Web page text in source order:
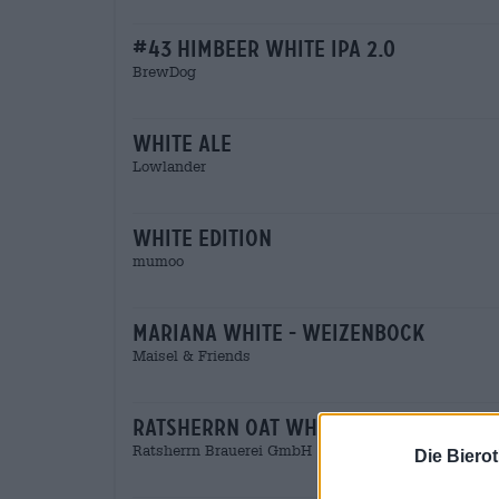
Die
#43 himbeer white ipa 2.0
BrewDog
white ale
Lowlander
white edition
mumoo
mariana white - weizenbock
Maisel & Friends
ratsherrn oat white ipa
Ratsherrn Brauerei GmbH